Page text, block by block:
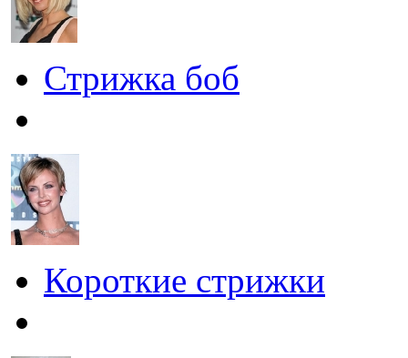
Стрижка боб
Короткие стрижки